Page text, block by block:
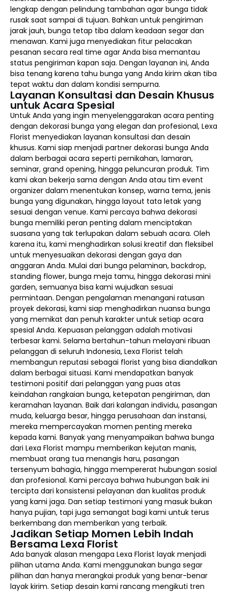
lengkap dengan pelindung tambahan agar bunga tidak
rusak saat sampai di tujuan. Bahkan untuk pengiriman
jarak jauh, bunga tetap tiba dalam keadaan segar dan
menawan. Kami juga menyediakan fitur pelacakan
pesanan secara real time agar Anda bisa memantau
status pengiriman kapan saja. Dengan layanan ini, Anda
bisa tenang karena tahu bunga yang Anda kirim akan tiba
tepat waktu dan dalam kondisi sempurna.
Layanan Konsultasi dan Desain Khusus
untuk Acara Spesial
Untuk Anda yang ingin menyelenggarakan acara penting
dengan dekorasi bunga yang elegan dan profesional, Lexa
Florist menyediakan layanan konsultasi dan desain
khusus. Kami siap menjadi partner dekorasi bunga Anda
dalam berbagai acara seperti pernikahan, lamaran,
seminar, grand opening, hingga peluncuran produk. Tim
kami akan bekerja sama dengan Anda atau tim event
organizer dalam menentukan konsep, warna tema, jenis
bunga yang digunakan, hingga layout tata letak yang
sesuai dengan venue. Kami percaya bahwa dekorasi
bunga memiliki peran penting dalam menciptakan
suasana yang tak terlupakan dalam sebuah acara. Oleh
karena itu, kami menghadirkan solusi kreatif dan fleksibel
untuk menyesuaikan dekorasi dengan gaya dan
anggaran Anda. Mulai dari bunga pelaminan, backdrop,
standing flower, bunga meja tamu, hingga dekorasi mini
garden, semuanya bisa kami wujudkan sesuai
permintaan. Dengan pengalaman menangani ratusan
proyek dekorasi, kami siap menghadirkan nuansa bunga
yang memikat dan penuh karakter untuk setiap acara
spesial Anda. Kepuasan pelanggan adalah motivasi
terbesar kami. Selama bertahun-tahun melayani ribuan
pelanggan di seluruh Indonesia, Lexa Florist telah
membangun reputasi sebagai florist yang bisa diandalkan
dalam berbagai situasi. Kami mendapatkan banyak
testimoni positif dari pelanggan yang puas atas
keindahan rangkaian bunga, ketepatan pengiriman, dan
keramahan layanan. Baik dari kalangan individu, pasangan
muda, keluarga besar, hingga perusahaan dan instansi,
mereka mempercayakan momen penting mereka
kepada kami. Banyak yang menyampaikan bahwa bunga
dari Lexa Florist mampu memberikan kejutan manis,
membuat orang tua menangis haru, pasangan
tersenyum bahagia, hingga mempererat hubungan sosial
dan profesional. Kami percaya bahwa hubungan baik ini
tercipta dari konsistensi pelayanan dan kualitas produk
yang kami jaga. Dan setiap testimoni yang masuk bukan
hanya pujian, tapi juga semangat bagi kami untuk terus
berkembang dan memberikan yang terbaik.
Jadikan Setiap Momen Lebih Indah
Bersama Lexa Florist
Ada banyak alasan mengapa Lexa Florist layak menjadi
pilihan utama Anda. Kami menggunakan bunga segar
pilihan dan hanya merangkai produk yang benar-benar
layak kirim. Setiap desain kami rancang mengikuti tren